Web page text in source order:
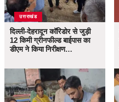
उत्तराखंड
दिल्ली-देहरादून कॉरिडोर से जुड़ी
12 किमी ग्रीनफील्ड बाईपास का
डीएम ने किया निरीक्षण…